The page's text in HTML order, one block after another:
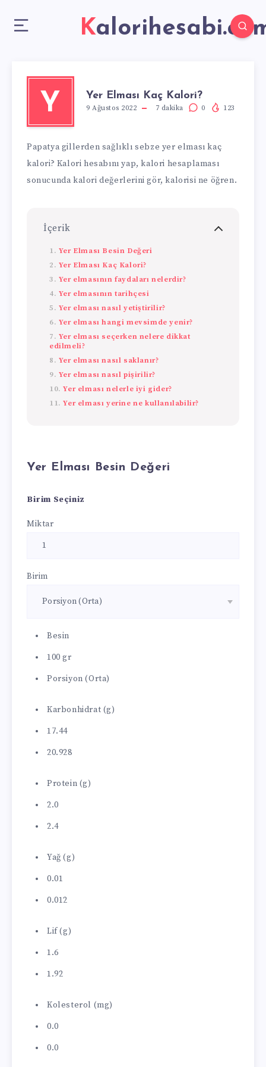
Y Yer Elması Kaç Kalori?
9 Ağustos 2022 7 dakika 0 123
Papatya gillerden sağlıklı sebze yer elması kaç
kalori? Kalori hesabını yap, kalori hesaplaması
sonucunda kalori değerlerini gör, kalorisi ne öğren.
İçerik
Yer Elması Besin Değeri
Yer Elması Kaç Kalori?
Yer elmasının faydaları nelerdir?
Yer elmasının tarihçesi
Yer elması nasıl yetiştirilir?
Yer elması hangi mevsimde yenir?
Yer elması seçerken nelere dikkat
edilmeli?
Yer elması nasıl saklanır?
Yer elması nasıl pişirilir?
Yer elması nelerle iyi gider?
Yer elması yerine ne kullanılabilir?
Yer Elması Besin Değeri
Birim Seçiniz
Miktar
Birim
Besin
100 gr
Porsiyon (Orta)
Karbonhidrat (g)
17.44
20.928
Protein (g)
2.0
2.4
Yağ (g)
0.01
0.012
Lif (g)
1.6
1.92
Kolesterol (mg)
0.0
0.0